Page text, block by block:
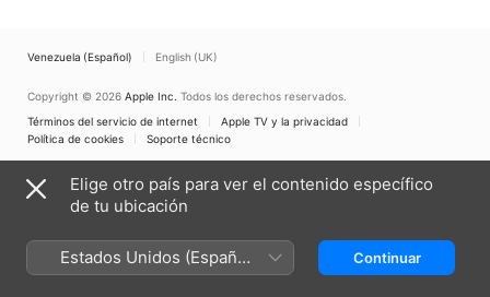
Venezuela (Español) English (UK)
Copyright © 2026 Apple Inc. Todos los derechos reservados.
Términos del servicio de internet
Apple TV y la privacidad
Política de cookies
Soporte técnico
Elige otro país para ver el contenido específico
de tu ubicación
Estados Unidos (Español
México)
Continuar